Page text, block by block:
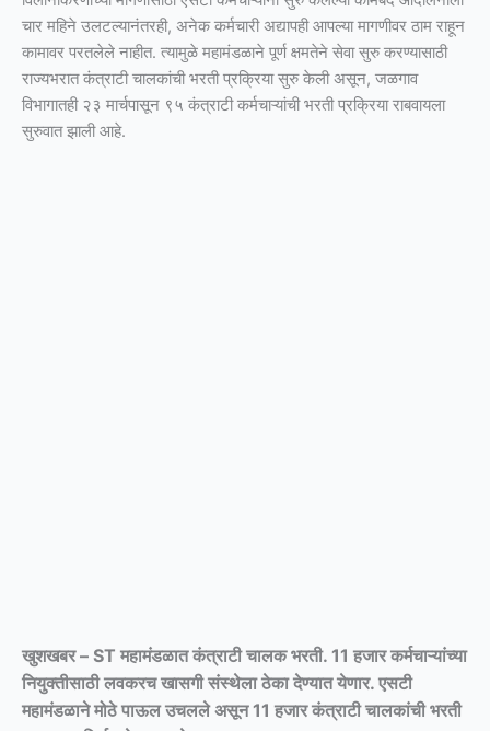
चार महिने उलटल्यानंतरही, अनेक कर्मचारी अद्यापही आपल्या मागणीवर ठाम राहून
कामावर परतलेले नाहीत. त्यामुळे महामंडळाने पूर्ण क्षमतेने सेवा सुरु करण्यासाठी
राज्यभरात कंत्राटी चालकांची भरती प्रक्रिया सुरु केली असून, जळगाव
विभागातही २३ मार्चपासून ९५ कंत्राटी कर्मचाऱ्यांची भरती प्रक्रिया राबवायला
सुरुवात झाली आहे.
खुशखबर – ST महामंडळात कंत्राटी चालक भरती. 11 हजार कर्मचाऱ्यांच्या
नियुक्तीसाठी लवकरच खासगी संस्थेला ठेका देण्यात येणार. एसटी
महामंडळाने मोठे पाऊल उचलले असून 11 हजार कंत्राटी चालकांची भरती